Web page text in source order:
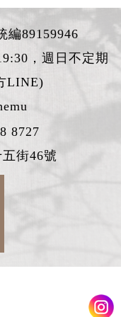
編89159946
，週日不定期
LINE)
8727
街46號